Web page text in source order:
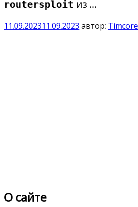
routersploit из …
11.09.202311.09.2023 автор: Timcore
О сайте